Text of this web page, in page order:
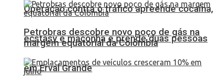
Operação contra o tráfico apreende cocaína,
ecstasy e maconha e prende duas pessoas
em Erval Grande
Petrobras descobre novo poço de gás na
margem equatorial da Colômbia